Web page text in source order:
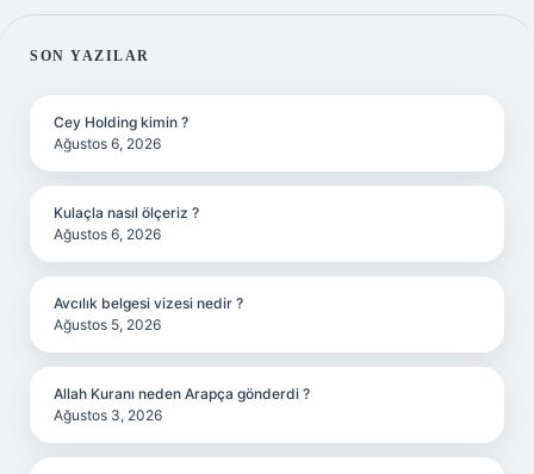
SIDEBAR
SON YAZILAR
Cey Holding kimin ?
Ağustos 6, 2026
Kulaçla nasıl ölçeriz ?
Ağustos 6, 2026
Avcılık belgesi vizesi nedir ?
Ağustos 5, 2026
Allah Kuranı neden Arapça gönderdi ?
Ağustos 3, 2026